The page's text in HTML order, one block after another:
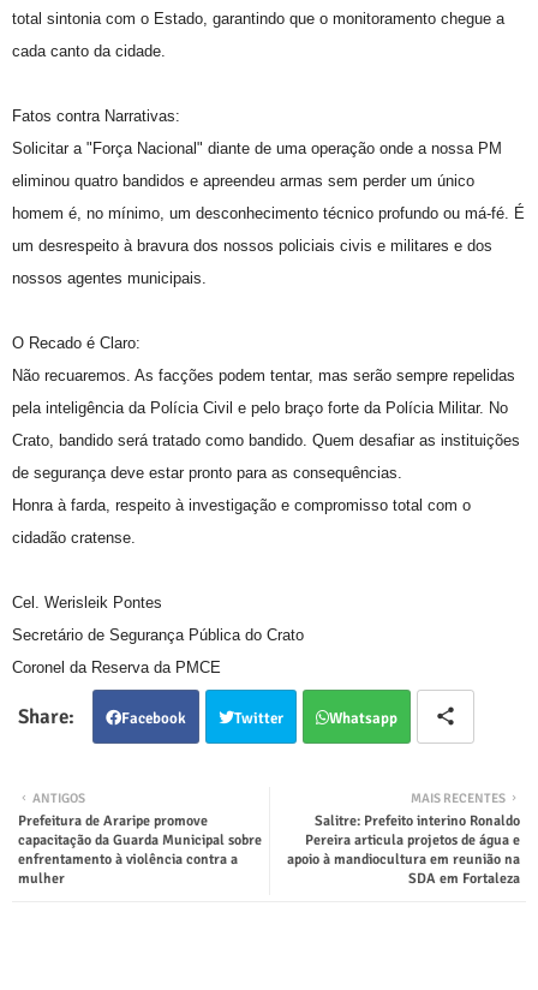
total sintonia com o Estado, garantindo que o monitoramento chegue a
cada canto da cidade.
Fatos contra Narrativas:
Solicitar a "Força Nacional" diante de uma operação onde a nossa PM
eliminou quatro bandidos e apreendeu armas sem perder um único
homem é, no mínimo, um desconhecimento técnico profundo ou má-fé. É
um desrespeito à bravura dos nossos policiais civis e militares e dos
nossos agentes municipais.
O Recado é Claro:
Não recuaremos. As facções podem tentar, mas serão sempre repelidas
pela inteligência da Polícia Civil e pelo braço forte da Polícia Militar. No
Crato, bandido será tratado como bandido. Quem desafiar as instituições
de segurança deve estar pronto para as consequências.
Honra à farda, respeito à investigação e compromisso total com o
cidadão cratense.
Cel. Werisleik Pontes
Secretário de Segurança Pública do Crato
Coronel da Reserva da PMCE
Facebook Twitter Whatsapp
MAIS RECENTES
Salitre: Prefeito interino Ronaldo
Pereira articula projetos de água e
apoio à mandiocultura em reunião na
SDA em Fortaleza
ANTIGOS
Prefeitura de Araripe promove
capacitação da Guarda Municipal sobre
enfrentamento à violência contra a
mulher